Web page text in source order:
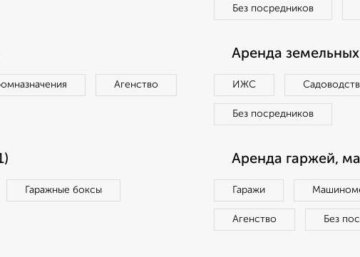
Без посредников
Агенство
Аренда земельных
ИЖС
Без посредников
Гаражные боксы
Аренда гаржей,
Гаражи
Агенство Без